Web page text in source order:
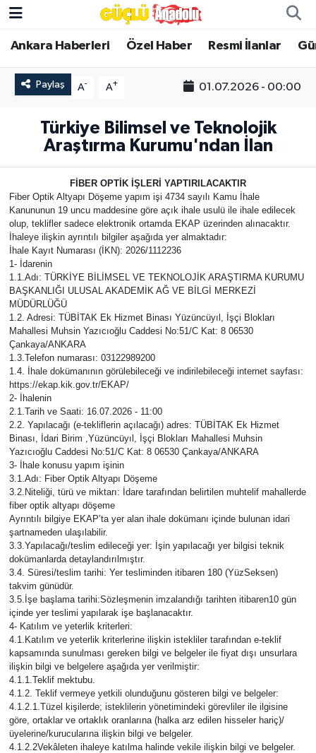
Ankara Haberleri Özel Haber Resmi İlanlar
Paylaş A- A+ 01.07.2026 - 00:00
Türkiye Bilimsel ve Teknolojik
Araştırma Kurumu'ndan İlan
FİBER OPTİK İŞLERİ YAPTIRILACAKTIR
Fiber Optik Altyapı Döşeme yapım işi 4734 sayılı Kamu İhale
Kanununun 19 uncu maddesine göre açık ihale usulü ile ihale edilecek
olup, teklifler sadece elektronik ortamda EKAP üzerinden alınacaktır.
İhaleye ilişkin ayrıntılı bilgiler aşağıda yer almaktadır:
İhale Kayıt Numarası (İKN): 2026/1112236
1- İdarenin
1.1.Adı: TÜRKİYE BİLİMSEL VE TEKNOLOJİK ARAŞTIRMA KURUMU
BAŞKANLIĞI ULUSAL AKADEMİK AĞ VE BİLGİ MERKEZİ
MÜDÜRLÜĞÜ
1.2. Adresi: TÜBİTAK Ek Hizmet Binası Yüzüncüyıl, İşçi Blokları
Mahallesi Muhsin Yazıcıoğlu Caddesi No:51/C Kat: 8 06530
Çankaya/ANKARA
1.3.Telefon numarası: 03122989200
1.4. İhale dokümanının görülebileceği ve indirilebileceği internet sayfası:
https://ekap.kik.gov.tr/EKAP/
2- İhalenin
2.1.Tarih ve Saati: 16.07.2026 - 11:00
2.2. Yapılacağı (e-tekliflerin açılacağı) adres: TÜBİTAK Ek Hizmet
Binası, İdari Birim ,Yüzüncüyıl, İşçi Blokları Mahallesi Muhsin
Yazıcıoğlu Caddesi No:51/C Kat: 8 06530 Çankaya/ANKARA
3- İhale konusu yapım işinin
3.1.Adı: Fiber Optik Altyapı Döşeme
3.2.Niteliği, türü ve miktarı: İdare tarafından belirtilen muhtelif mahallerde
fiber optik altyapı döşeme
Ayrıntılı bilgiye EKAP’ta yer alan ihale dokümanı içinde bulunan idari
şartnameden ulaşılabilir.
3.3.Yapılacağı/teslim edileceği yer: İşin yapılacağı yer bilgisi teknik
dokümanlarda detaylandırılmıştır.
3.4. Süresi/teslim tarihi: Yer tesliminden itibaren 180 (YüzSeksen)
takvim günüdür.
3.5.İşe başlama tarihi:Sözleşmenin imzalandığı tarihten itibaren10 gün
içinde yer teslimi yapılarak işe başlanacaktır.
4- Katılım ve yeterlik kriterleri:
4.1.Katılım ve yeterlik kriterlerine ilişkin istekliler tarafından e-teklif
kapsamında sunulması gereken bilgi ve belgeler ile fiyat dışı unsurlara
ilişkin bilgi ve belgelere aşağıda yer verilmiştir:
4.1.1.Teklif mektubu.
4.1.2. Teklif vermeye yetkili olunduğunu gösteren bilgi ve belgeler:
4.1.2.1.Tüzel kişilerde; isteklilerin yönetimindeki görevliler ile ilgisine
göre, ortaklar ve ortaklık oranlarına (halka arz edilen hisseler hariç)/
üyelerine/kurucularına ilişkin bilgi ve belgeler.
4.1.2.2Vekâleten ihaleye katılma halinde vekile ilişkin bilgi ve belgeler.
Özel Haber
Ankara Haberleri
Resmi İlanlar
Gündem
Asayiş
Dünya
Magazin
Spor
Burç Yorumları
Çocuk
Eğitim
Hava Durumu
Kadın
Kim kimdir?
Kültür Sanat
Sağlık
Siyaset
Teknoloji
Televizyon